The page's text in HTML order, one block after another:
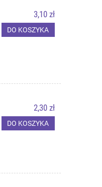
3,10 zł
DO KOSZYKA
2,30 zł
DO KOSZYKA